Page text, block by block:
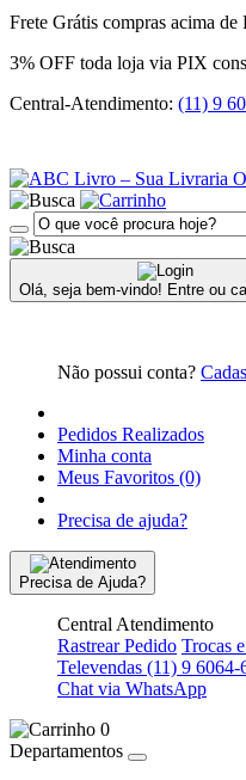
Frete Grátis compras acima de
3% OFF toda loja via PIX
Central-Atendimento: (11) 9
Venda
Cultura
Pré-
Venda
|| Artes
Cultura
Religião
| |Pré-
Venda
Religião|
Venda
Saúde
Sinek
Sociologia
Olá, seja bem-vindo! Entre ou
Não possui conta?
Pedidos Realizados
Minha conta
Meus Favoritos (0)
Precisa de ajuda?
Precisa de Ajuda?
Central Atendimento
Rastrear Pedido Trocas
Televendas (11) 9 6064-
Chat via WhatsApp
0
Departamentos